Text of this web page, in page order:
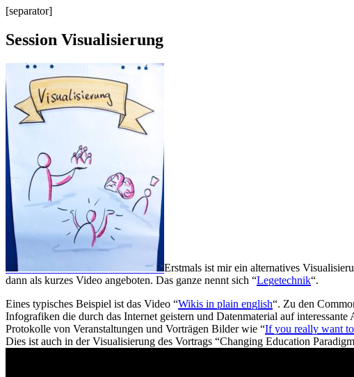
[separator]
Session Visualisierung
Erstmals ist mir ein alternatives
dann als kurzes Video angeboten. Das ganze nennt sich “Legetechnik“.
Eines typisches Beispiel ist das Video “Wikis in plain english“. Zu den
Infografiken die durch das Internet geistern und Datenmaterial auf
Protokolle von Veranstaltungen und Vorträgen Bilder wie “If you really want
Dies ist auch in der Visualisierung des Vortrags “Changing Education